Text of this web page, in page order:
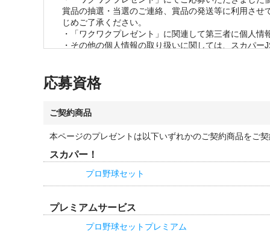
賞品の抽選・当選のご連絡、賞品の発送等に利用さ
じめご了承ください。
・「ワクワクプレゼント」に関連して第三者に個人
・その他の個人情報の取り扱いに関しては、スカパ
応募資格
ご契約商品
本ページのプレゼントは以下いずれかのご契約商品をご契
スカパー！
プロ野球セット
プレミアムサービス
プロ野球セットプレミアム